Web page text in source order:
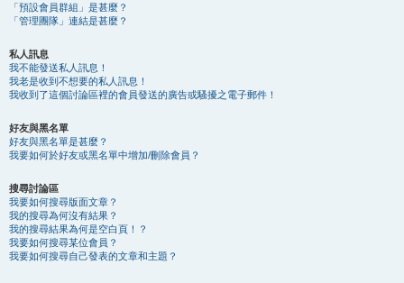
「預設會員群組」是甚麼？
「管理團隊」連結是甚麼？
私人訊息
我不能發送私人訊息！
我老是收到不想要的私人訊息！
我收到了這個討論區裡的會員發送的廣告或騷擾之電子郵件！
好友與黑名單
好友與黑名單是甚麼？
我要如何於好友或黑名單中增加/刪除會員？
搜尋討論區
我要如何搜尋版面文章？
我的搜尋為何沒有結果？
我的搜尋結果為何是空白頁！？
我要如何搜尋某位會員？
我要如何搜尋自己發表的文章和主題？